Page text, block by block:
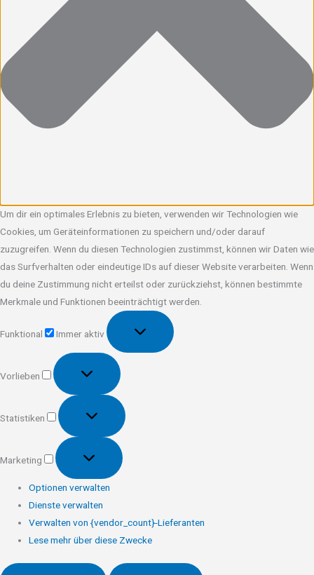
Um dir ein optimales Erlebnis zu bieten, verwenden wir Technologien wie
Cookies, um Geräteinformationen zu speichern und/oder darauf
zuzugreifen. Wenn du diesen Technologien zustimmst, können wir Daten wie
das Surfverhalten oder eindeutige IDs auf dieser Website verarbeiten. Wenn
du deine Zustimmung nicht erteilst oder zurückziehst, können bestimmte
Merkmale und Funktionen beeinträchtigt werden.
Funktional
Immer aktiv
Vorlieben
Vorlieben
Statistiken
Statistiken
Marketing
Marketing
Optionen verwalten
Dienste verwalten
Verwalten von {vendor_count}-Lieferanten
Lese mehr über diese Zwecke